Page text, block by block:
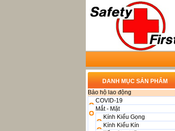
DANH MỤC SẢN PHẨM
Bảo hộ lao động
COVID-19
Mắt - Mặt
Kính Kiểu Gọng
Kính Kiểu Kín